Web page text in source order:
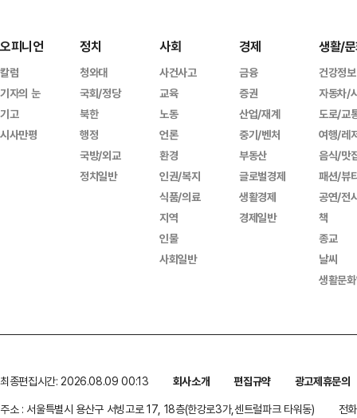
오피니언
칼럼
기자의 눈
기고
시사만평
정치
청와대
국회/정당
북한
행정
국방/외교
정치일반
사회
사건사고
교육
노동
언론
환경
인권/복지
식품/의료
지역
인물
사회일반
경제
금융
증권
산업/재계
중기/벤처
부동산
글로벌경제
생활경제
경제일반
생활/
건강정보
자동차/
도로/교
여행/레
음식/맛
패션/뷰
공연/전
책
종교
날씨
생활문
최종편집시간: 2026.08.09 00:13 회사소개 편집규약
광고제휴문의
주소 : 서울특별시 용산구 서빙고로 17, 18층(한강로3가,센트럴파크 타워동)
전